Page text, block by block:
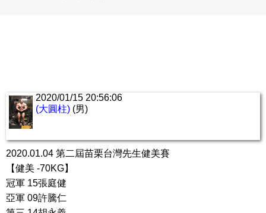
2020/01/15 20:56:06
(大圓柱) (男)
2020.01.04 第二屆苗栗台灣先生健美賽
【健美 -70KG】
冠軍 15張庭健
亞軍 09許騰仁